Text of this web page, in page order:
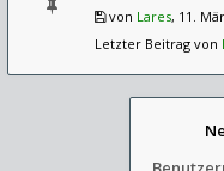
von Lares, 11.
Letzter Beitrag von